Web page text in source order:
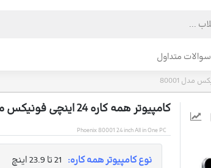
سوالات متداول
کامپیوتر همه کاره 24 اینچی فونیکس مدل 80001
Phoenix 80001 24 inch All in One PC
نوع کامپیوتر همه کاره: 21 تا 23.9 اینچ